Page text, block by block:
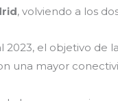
, volviendo a los
2023, el objetivo de
una mayor